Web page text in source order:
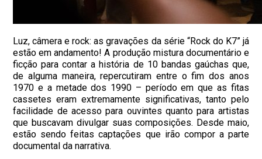
Luz, câmera e rock: as gravações da série “Rock do K7” já
estão em andamento! A produção mistura documentário e
ficção para contar a história de 10 bandas gaúchas que,
de alguma maneira, repercutiram entre o fim dos anos
1970 e a metade dos 1990 – período em que as fitas
cassetes eram extremamente significativas, tanto pelo
facilidade de acesso para ouvintes quanto para artistas
que buscavam divulgar suas composições. Desde maio,
estão sendo feitas captações que irão compor a parte
documental da narrativa.